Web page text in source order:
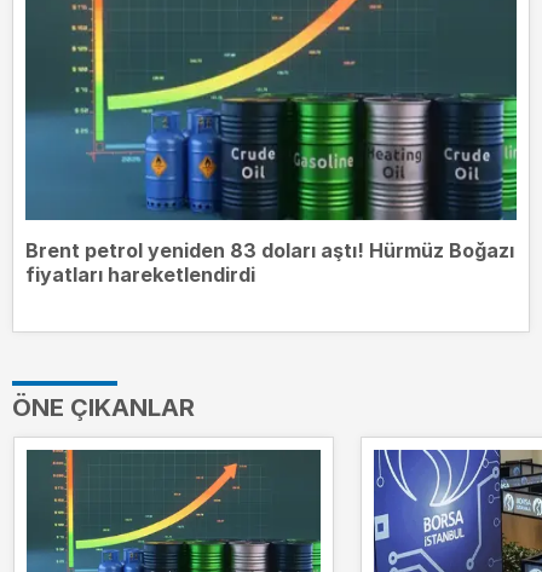
Brent petrol yeniden 83 doları aştı! Hürmüz Boğazı
fiyatları hareketlendirdi
ÖNE ÇIKANLAR